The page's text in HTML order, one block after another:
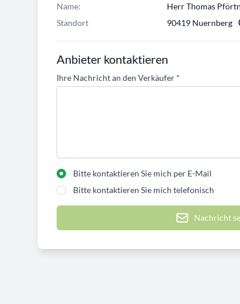
Name:
Herr Thomas
Standort
90419 Nuernberg
Anbieter kontaktieren
Ihre Nachricht an den Verkäufer *
Bitte kontaktieren Sie mich per E-Mail
Bitte kontaktieren Sie mich telefonisch
Nachricht